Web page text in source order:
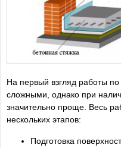
На первый взгляд работы по
сложными, однако при
значительно проще. Весь
нескольких этапов:
Подготовка